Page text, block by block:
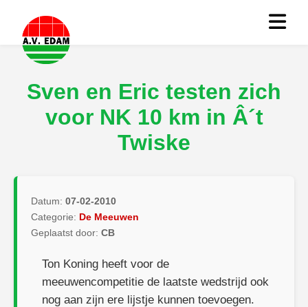
Sven en Eric testen zich
voor NK 10 km in Â´t
Twiske
Datum: 07-02-2010
Categorie: De Meeuwen
Geplaatst door: CB
Ton Koning heeft voor de
meeuwencompetitie de laatste wedstrijd ook
nog aan zijn ere lijstje kunnen toevoegen.